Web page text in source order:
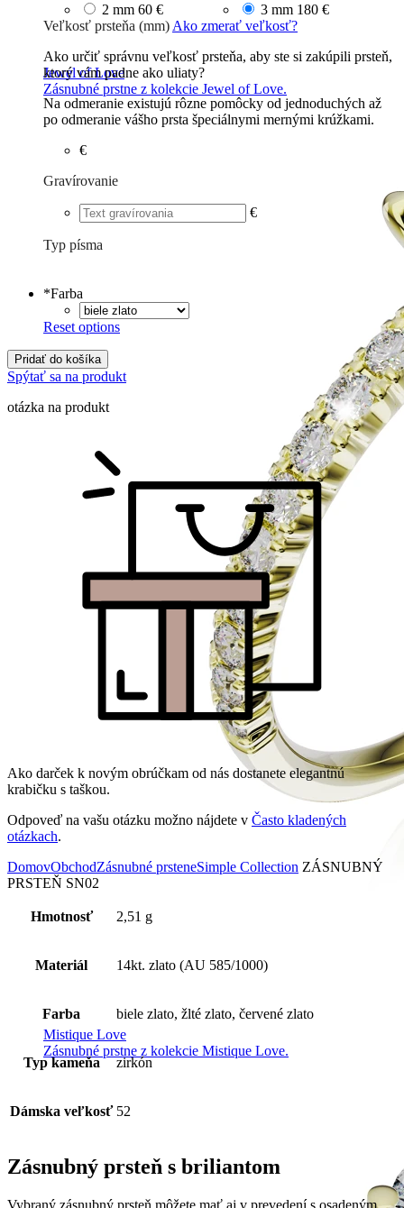
Jewel of Love
Zásnubné prstne z kolekcie Jewel of Love.
Mistique Love
Zásnubné prstne z kolekcie Mistique Love.
2 mm 60 € 3 mm 180 €
Veľkosť prsteňa (mm) Ako zmerať veľkosť?
Ako určiť správnu veľkosť prsteňa, aby ste si zakúpili prsteň,
ktorý vám padne ako uliaty?
Na odmeranie existujú rôzne pomôcky od jednoduchých až
po odmeranie vášho prsta špeciálnymi mernými krúžkami.
€
Gravírovanie
€
Typ písma
*Farba
Reset options
Pridať do košíka
Spýtať sa na produkt
otázka na produkt
Ako darček k novým obrúčkam od nás dostanete elegantnú
krabičku s taškou.
Odpoveď na vašu otázku možno nájdete v Často kladených
otázkach.
DomovObchodZásnubné prsteneSimple Collection ZÁSNUBNÝ
PRSTEŇ SN02
Hmotnosť 2,51 g
Materiál 14kt. zlato (AU 585/1000)
Farba biele zlato, žlté zlato, červené zlato
Typ kameňa zirkón
Dámska veľkosť 52
Zásnubný prsteň s briliantom
Vybraný zásnubný prsteň môžete mať aj v prevedení s osadeným